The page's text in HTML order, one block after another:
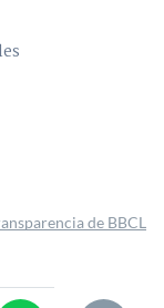
de BBCL